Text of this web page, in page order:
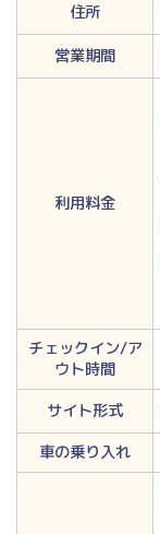
住所
営業期間
利用料金
チェックイン/ア
ウト時間
サイト形式
車の乗り入れ